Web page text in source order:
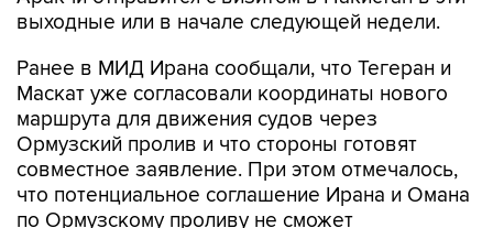
выходные или в начале следующей недели.
Ранее в МИД Ирана сообщали, что Тегеран и
Маскат уже согласовали координаты нового
маршрута для движения судов через
Ормузский пролив и что стороны готовят
совместное заявление. При этом отмечалось,
что потенциальное соглашение Ирана и Омана
по Ормузскому проливу не сможет